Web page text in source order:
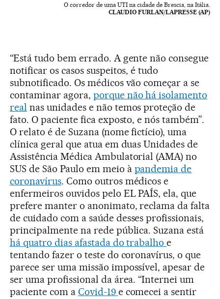
O corredor de uma UTI na cidade de Brescia, na Itália.
CLAUDIO FURLAN/LAPRESSE (AP)
“Está tudo bem errado. A gente não consegue
notificar os casos suspeitos, é tudo
subnotificado. Os médicos vão começar a se
contaminar agora, porque não há isolamento
real nas unidades e não temos proteção de
fato. O paciente fica exposto, e nós também”.
O relato é de Suzana (nome fictício), uma
clínica geral que atua em duas Unidades de
Assistência Médica Ambulatorial (AMA) no
SUS de São Paulo em meio à pandemia de
coronavírus. Como outros médicos e
enfermeiros ouvidos pelo EL PAÍS, ela, que
prefere manter o anonimato, reclama da falta
de cuidado com a saúde desses profissionais,
principalmente na rede pública. Suzana está
há quatro dias afastada do trabalhoe
tentando fazer o teste do coronavírus, o que
parece ser uma missão impossível, apesar de
ser uma profissional da área. “Internei um
paciente com a Covid-19 e comecei a sentir